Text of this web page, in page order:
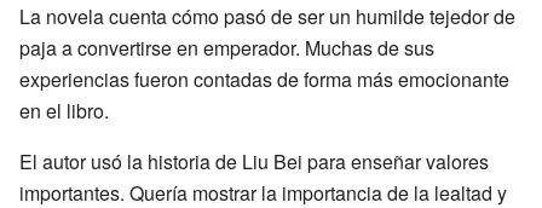
La novela cuenta cómo pasó de ser un humilde tejedor de
paja a convertirse en emperador. Muchas de sus
experiencias fueron contadas de forma más emocionante
en el libro.
El autor usó la historia de Liu Bei para enseñar valores
importantes. Quería mostrar la importancia de la lealtad y